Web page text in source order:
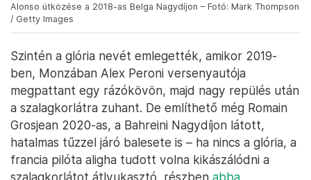
Alonso ütközése a 2018-as Belga Nagydíjon – Fotó: Mark Thompson
/ Getty Images
Szintén a glória nevét emlegették, amikor 2019-
ben, Monzában Alex Peroni versenyautója
megpattant egy rázókövön, majd nagy repülés után
a szalagkorlátra zuhant. De említhető még Romain
Grosjean 2020-as, a Bahreini Nagydíjon látott,
hatalmas tűzzel járó balesete is – ha nincs a glória, a
francia pilóta aligha tudott volna kikászálódni a
szalagkorlátot átlyukasztó, részben abba